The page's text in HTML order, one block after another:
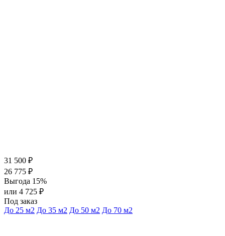
31 500 ₽
26 775 ₽
Выгода 15%
или 4 725 ₽
Под заказ
До 25 м2 До 35 м2 До 50 м2 До 70 м2